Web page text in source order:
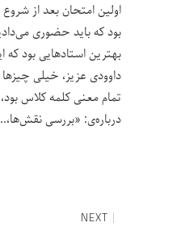
اولین امتحان بعد از
بود که باید حضوری
بهترین استادهایی بود که
داوودی عزیز، خیلی
تمام معنی کلمه کلاس
درباره‌ی: «بررسی نقش‌ها،
NEXT